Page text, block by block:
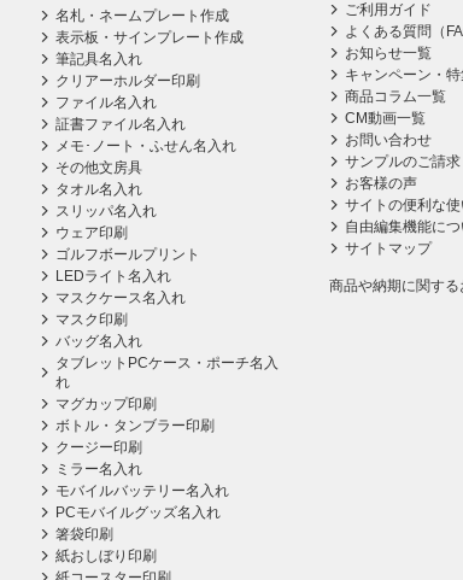
名札・ネームプレート作成
表示板・サインプレート作成
筆記具名入れ
クリアーホルダー印刷
ファイル名入れ
証書ファイル名入れ
メモ･ノート・ふせん名入れ
その他文房具
タオル名入れ
スリッパ名入れ
ウェア印刷
ゴルフボールプリント
LEDライト名入れ
マスクケース名入れ
マスク印刷
バッグ名入れ
タブレットPCケース・ポーチ名入
れ
マグカップ印刷
ボトル・タンブラー印刷
クージー印刷
ミラー名入れ
モバイルバッテリー名入れ
PCモバイルグッズ名入れ
箸袋印刷
紙おしぼり印刷
ご利用ガイド
よくある質問（
お知らせ一覧
キャンペーン・
商品コラム一覧
CM動画一覧
お問い合わせ
サンプルのご請求
お客様の声
サイトの便利な
自由編集機能につ
サイトマップ
商品や納期に関する